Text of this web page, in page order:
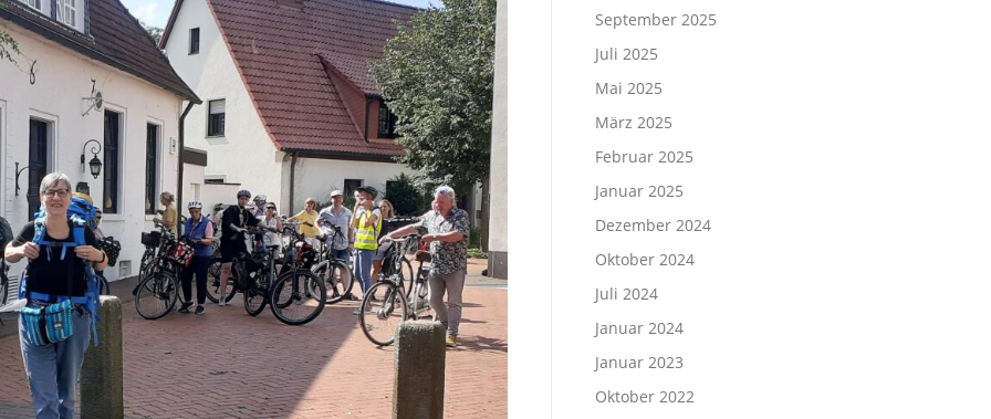
September 2025
Juli 2025
Mai 2025
März 2025
Februar 2025
Januar 2025
Dezember 2024
Oktober 2024
Juli 2024
Januar 2024
Januar 2023
Oktober 2022